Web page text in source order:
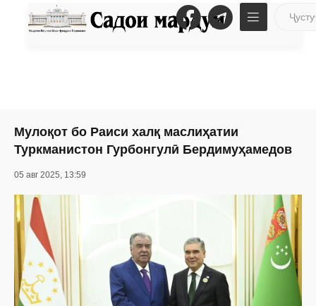
Мулоқот бо Раиси халқ маслиҳатии
Туркманистон Гурбонгулӣ Бердимуҳамедов
05 авг 2025, 13:59